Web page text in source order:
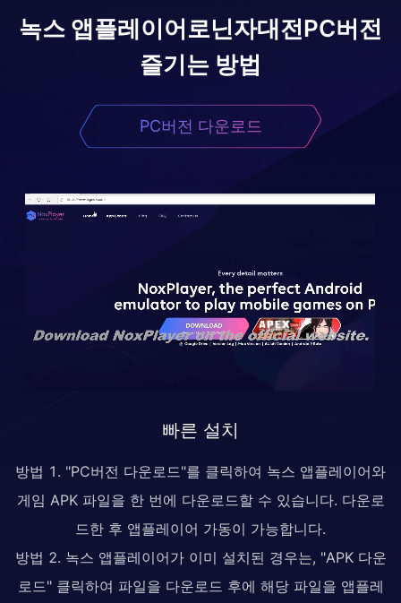
녹스 앱플레이어로닌자대전PC버전
즐기는 방법
PC버전 다운로드
빠른 설치
방법 1. "PC버전 다운로드"를 클릭하여 녹스 앱플레이어와
게임 APK 파일을 한 번에 다운로드할 수 있습니다. 다운로
드한 후 앱플레이어 가동이 가능합니다.
방법 2. 녹스 앱플레이어가 이미 설치된 경우는, "APK 다운
로드" 클릭하여 파일을 다운로드 후에 해당 파일을 앱플레